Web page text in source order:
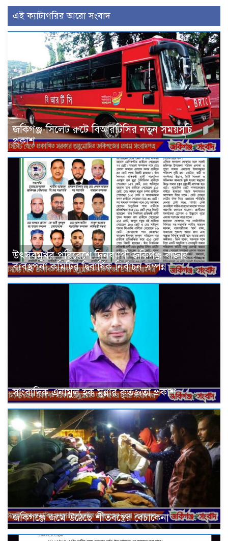
এই ক্যাটাগরির আরো সংবাদ
জকিগঞ্জ-সিলেট রুটে বিআরটিসির নতুন সময়সূচি
প্রকাশ
উৎসবমূখর পরিবেশে দিনব্যাপী জকিগঞ্জ বাজার
ব্যবস্থপনা কমিটির দ্বিবার্ষিক নির্বাচন সম্পন্ন
সাংবাদিক এনামুল হক মুন্নার কৃতজ্ঞতা প্রকাশ
জকিগঞ্জে জমে উঠেছে শীতবস্ত্রের বেচাকেনা